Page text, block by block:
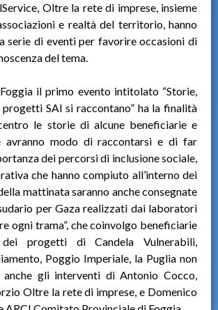
Oltre la rete di imprese, insieme
e realtà del territorio, hanno
serie di eventi per favorire occasioni di
del tema.
il primo evento intitolato “Storie,
SAI si raccontano” ha la finalità
le storie di alcune beneficiarie e
avranno modo di raccontarsi e di far
dei percorsi di inclusione sociale,
che hanno compiuto all’interno dei
mattinata saranno anche consegnate
per Gaza realizzati dai laboratori
ogni trama”, che coinvolgo beneficiarie
progetti di Candela Vulnerabili,
Poggio Imperiale, la Puglia non
gli interventi di Antonio Cocco,
Oltre la rete di imprese, e Domenico